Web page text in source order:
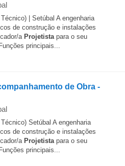
| Setúbal A engenharia
de construção e instalações
a Projetistapara o seu
principais...
de Obra -
Setúbal A engenharia
de construção e instalações
a Projetistapara o seu
principais...